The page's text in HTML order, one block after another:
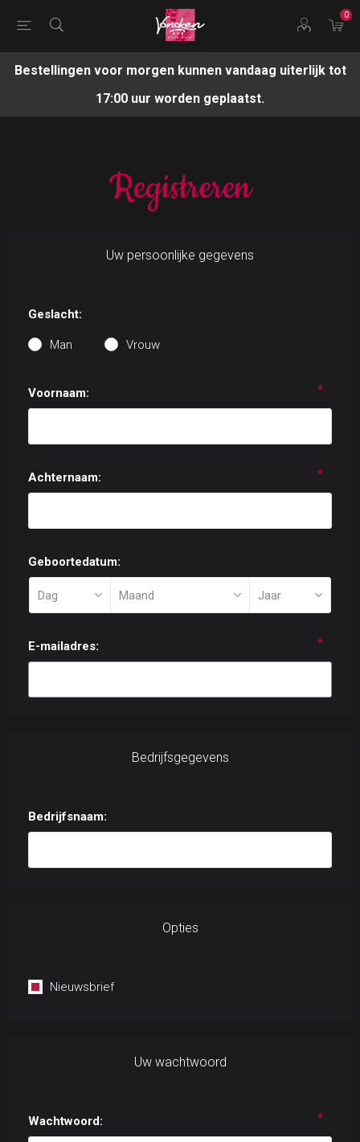
0
Bestellingen voor morgen kunnen vandaag uiterlijk tot
17:00 uur worden geplaatst.
Registreren
Uw persoonlijke gegevens
Geslacht:
Man Vrouw
Voornaam: *
Achternaam: *
Geboortedatum:
E-mailadres: *
Bedrijfsgegevens
Bedrijfsnaam:
Opties
Nieuwsbrief
Uw wachtwoord
Wachtwoord: *